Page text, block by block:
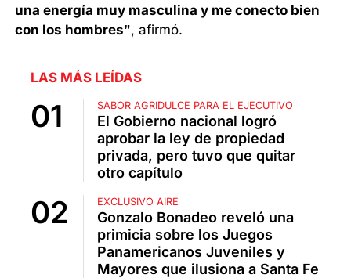
una energía muy masculina y me conecto bien
con los hombres”, afirmó.
LAS MÁS LEÍDAS
SABOR AGRIDULCE PARA EL EJECUTIVO
El Gobierno nacional logró
aprobar la ley de propiedad
privada, pero tuvo que quitar
otro capítulo
EXCLUSIVO AIRE
Gonzalo Bonadeo reveló una
primicia sobre los Juegos
Panamericanos Juveniles y
Mayores que ilusiona a Santa Fe